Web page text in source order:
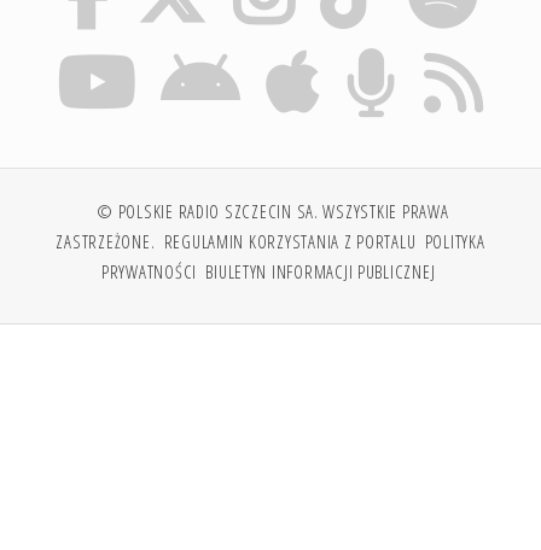
© POLSKIE RADIO SZCZECIN SA. WSZYSTKIE PRAWA
ZASTRZEŻONE. REGULAMIN KORZYSTANIA Z PORTALU POLITYKA
PRYWATNOŚCI BIULETYN INFORMACJI PUBLICZNEJ